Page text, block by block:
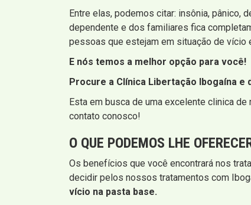
Entre elas, podemos citar: insônia, pânico,
dependente e dos familiares fica
pessoas que estejam em situação de vício
E nós temos a melhor opção para você!
Procure a Clínica Libertação Ibogaína
Esta em busca de uma excelente clinica
contato conosco!
O QUE PODEMOS LHE
Os benefícios que você encontrará nos
decidir pelos nossos tratamentos com
vício na pasta base.